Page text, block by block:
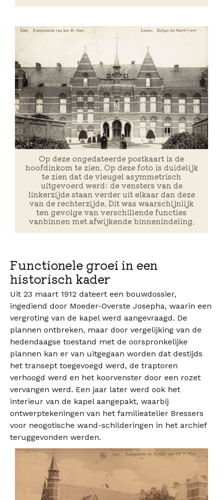
Op deze ongedateerde postkaart is de
hoofdinkom te zien. Op deze foto is duidelijk
te zien dat de vleugel asymmetrisch
uitgevoerd werd: de vensters van de
linkerzijde staan verder uit elkaar dan deze
van de rechterzijde. Dit was waarschijnlijk
ten gevolge van verschillende functies
vanbinnen met afwijkende binnenindeling.
Functionele groei in een
historisch kader
Uit 23 maart 1912 dateert een bouwdossier,
ingediend door Moeder-Overste Josepha, waarin een
vergroting van de kapel werd aangevraagd. De
plannen ontbreken, maar door vergelijking van de
hedendaagse toestand met de oorspronkelijke
plannen kan er van uitgegaan worden dat destijds
het transept toegevoegd werd, de traptoren
verhoogd werd en het koorvenster door een rozet
vervangen werd. Een jaar later werd ook het
interieur van de kapel aangepakt, waarbij
ontwerptekeningen van het familieatelier Bressers
voor neogotische wand-schilderingen in het archief
teruggevonden werden.